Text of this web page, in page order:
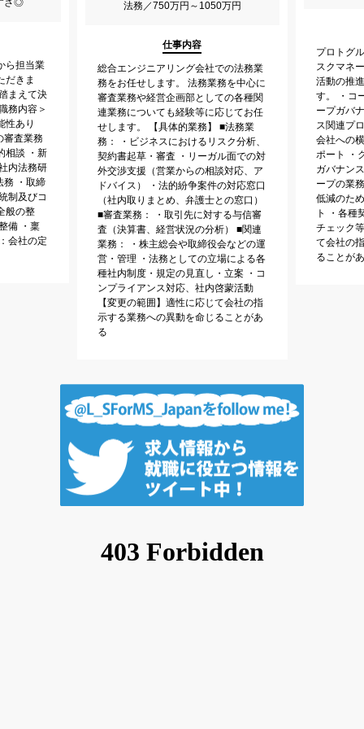
ら担当業
だきま
まえて決
務内容＞
性あり
審査業務
相談 ・新
内法務研
務 ・取締
制及びコ
般の整
備 ・稟
会社の定
法務／750万円～1050万円
仕事内容
総合エンジニアリング会社での法務業
務をお任せします。 法務業務を中心に
審査業務や経営企画部としての各種関
連業務についても経験等に応じてお任
せします。 【具体的業務】 ■法務業
務： ・ビジネスにおけるリスク分析、
契約書起草・審査 ・リーガル面での対
外交渉支援（営業からの相談対応、ア
ドバイス） ・法的紛争案件の対応窓口
（社内取りまとめ、弁護士との窓口）
■審査業務： ・取引先に対する与信審
査（決算書、経営状況の分析） ■関連
業務： ・株主総会や取締役会などの運
営・管理 ・法務としての立場による各
種社内制度・規定の見直し・立案 ・コ
ンプライアンス対応、社内啓蒙活動
【変更の範囲】適性に応じて会社の指
示する業務への異動を命じることがあ
る
プロトグ
スクマネ
活動の推
す。 ・コ
ープガバ
ス関連プ
会社への
ポート ・
ガバナン
ープの業
低減のた
ト ・各種
チェック
て会社の
ることが